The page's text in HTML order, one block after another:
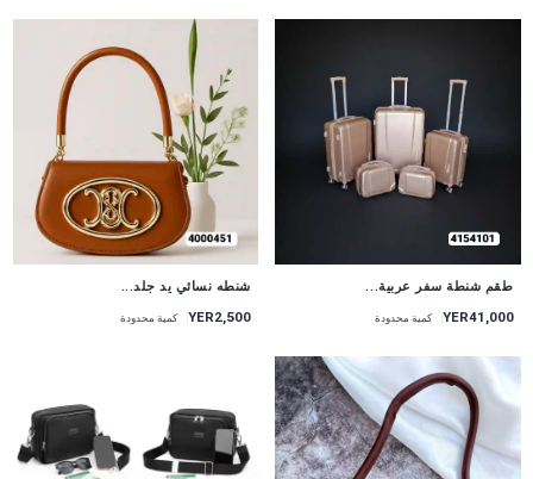
طقم شنطة سفر عربية...
YER41,000 كمية محدودة
شنطه نسائي يد جلد...
YER2,500 كمية محدودة